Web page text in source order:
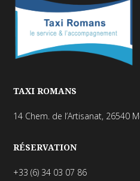
TAXI ROMANS
14 Chem. de l’Artisanat, 26540
RÉSERVATION
+33 (6) 34 03 07 86